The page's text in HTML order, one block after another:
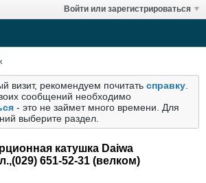
Войти или зарегистрироваться
визит, рекомендуем почитать справку
сообщений необходимо
- это не займет много времени. Для
выберите раздел.
катушка Daiwa
651-52-31 (велком)